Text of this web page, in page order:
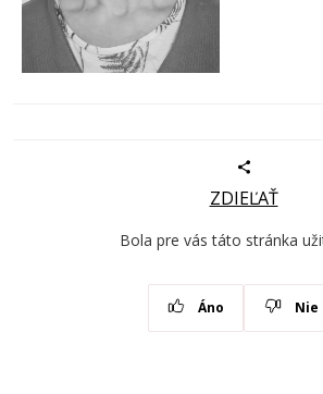
ZDIEĽAŤ
Bola pre vás táto stránka
Áno Nie